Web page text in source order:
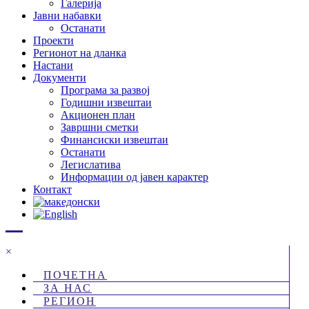
Галерија
Јавни набавки
Останати
Проекти
Регионот на дланка
Настани
Документи
Програма за развој
Годишни извештаи
Акционен план
Завршни сметки
Финансиски извештаи
Останати
Легислатива
Информации од јавен карактер
Контакт
×
ПОЧЕТНА
ЗА НАС
РЕГИОН